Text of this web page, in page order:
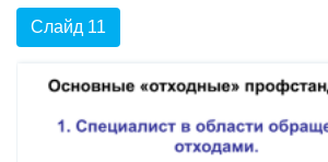
Слайд 11